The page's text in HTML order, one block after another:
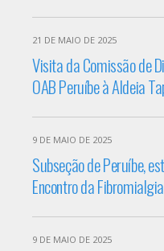
21 DE MAIO DE 2025
Visita da Comissão de
OAB Peruíbe à Aldeia
9 DE MAIO DE 2025
Subseção de Peruíbe,
Encontro da
9 DE MAIO DE 2025